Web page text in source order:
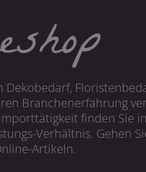
Branchenerfahrung
finden Sie
Verhältnis. Gehen
Artikeln.